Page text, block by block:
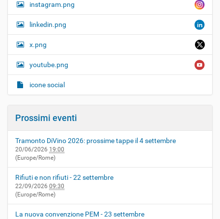
instagram.png
linkedin.png
x.png
youtube.png
icone social
Prossimi eventi
Tramonto DiVino 2026: prossime tappe il 4 settembre
20/06/2026 19:00
(Europe/Rome)
Rifiuti e non rifiuti - 22 settembre
22/09/2026 09:30
(Europe/Rome)
La nuova convenzione PEM - 23 settembre